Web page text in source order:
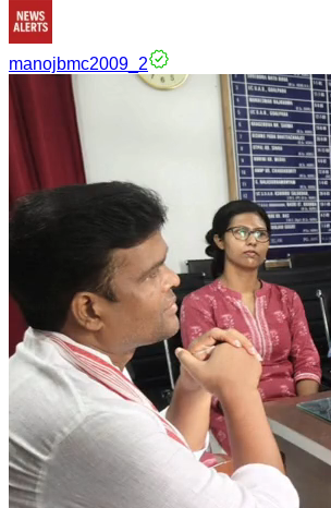
manojbmc2009_2